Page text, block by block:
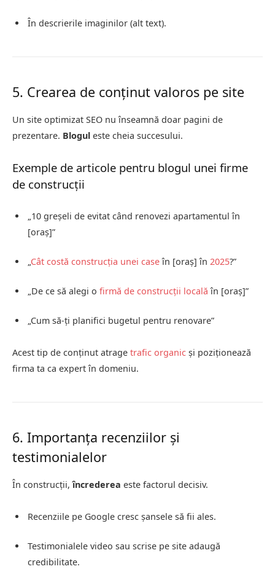
În descrierile imaginilor (alt text).
5. Crearea de conținut valoros pe site
Un site optimizat SEO nu înseamnă doar pagini de
prezentare. Blogul este cheia succesului.
Exemple de articole pentru blogul unei firme
de construcții
„10 greșeli de evitat când renovezi apartamentul în
[oraș]”
„Cât costă construcția unei caseîn [oraș] în 2025?”
„De ce să alegi o firmă de construcții locală în [oraș]”
„Cum să-ți planifici bugetul pentru renovare”
Acest tip de conținut atrage trafic organic și poziționează
firma ta ca expert în domeniu.
6. Importanța recenziilor și
testimonialelor
În construcții,încrederea este factorul decisiv.
Recenziile pe Google cresc șansele să fii ales.
Testimonialele video sau scrise pe site adaugă
credibilitate.